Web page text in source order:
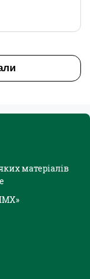
матеріалів